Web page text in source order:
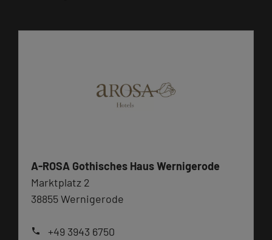
A-ROSA Gothisches Haus Wernigerode
Marktplatz 2
38855 Wernigerode
phone +49 3943 6750